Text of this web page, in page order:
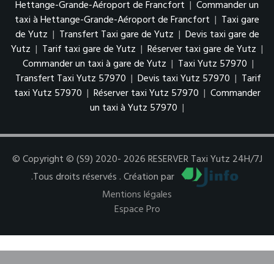
Hettange-Grande-Aéroport de Francfort | Commander un
taxi à Hettange-Grande-Aéroport de Francfort | Taxi gare
de Yutz | Transfert Taxi gare de Yutz | Devis taxi gare de
Yutz | Tarif taxi gare de Yutz | Réserver taxi gare de Yutz |
Commander un taxi à gare de Yutz | Taxi Yutz 57970 |
Transfert Taxi Yutz 57970 | Devis taxi Yutz 57970 | Tarif
taxi Yutz 57970 | Réserver taxi Yutz 57970 | Commander
un taxi à Yutz 57970 |
© Copyright © (S9) 2020- 2026 RESERVER Taxi Yutz 24H/7J
.Tous droits réservés . Création par
Mentions légales
Espace Pro